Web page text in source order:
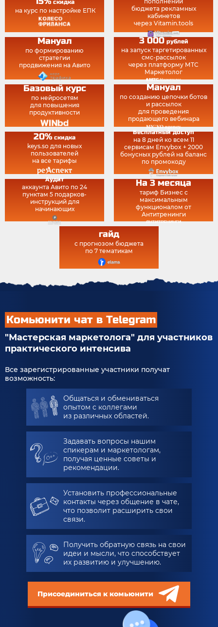
скидка
на курс по настройке ЕПК
бюджета рекламных
кабинетов
через Vitamin.tools
Мануал
по формированию
стратегии
продвижения на Авито
3 000рублей
на запуск таргетированных
смс-рассылок
через платформу МТС
Маркетолог
Базовый курс
по нейросетям
для повышения
продуктивности
Мануал
по созданию цепочки ботов
и рассылок
для проведения
продающего вебинара
20%скидка
keys.so для новых
пользователей
на все тарифы
Бесплатный доступ
на 8 дней ко всем 11
сервисам Envybox + 2000
бонусных рублей на баланс
по промокоду
Аудит
аккаунта Авито по 24
пунктам 5 подарков-
инструкций для
начинающих
На 3 месяца
тариф Бизнес с
максимальным
функционалом от
Антитренинги
гайд
с прогнозом бюджета
по 7 тематикам
Комьюнити чат в Telegram
"Мастерская маркетолога" для участников
практического интенсива
Все зарегистрированные участники получат
возможность:
Общаться и обмениваться
опытом с коллегами
из различных областей.
Задавать вопросы нашим
спикерам и маркетологам,
получая ценные советы и
рекомендации.
Установить профессиональные
контакты через общение в чате,
что позволит расширить свои
связи.
Получить обратную связь на свои
идеи и мысли, что способствует
их развитию и улучшению.
Присоединиться к комьюнити